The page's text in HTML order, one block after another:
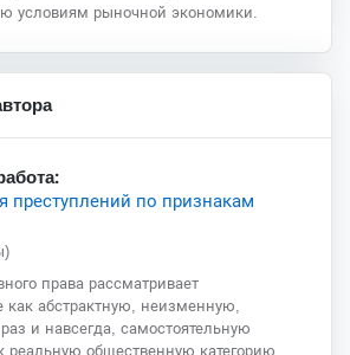
условиям рыночной экономики.
преступлений по признакам
права рассматривает
как абстрактную, неизменную,
и навсегда, самостоятельную
реальную общественную категорию,